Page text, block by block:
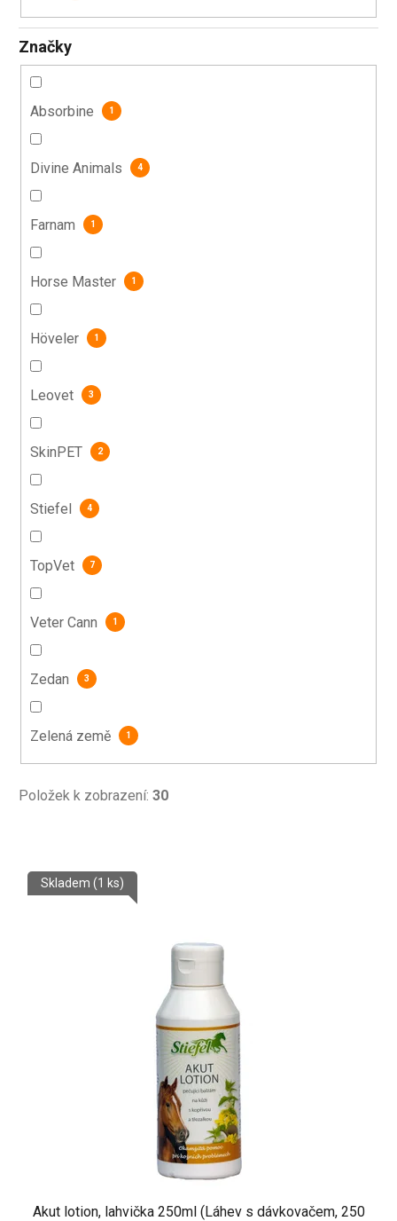
Značky
Absorbine 1
Divine Animals 4
Farnam 1
Horse Master 1
Höveler 1
Leovet 3
SkinPET 2
Stiefel 4
TopVet 7
Veter Cann 1
Zedan 3
Zelená země 1
Položek k zobrazení: 30
Akut lotion, lahvička 250ml (Láhev s dávkovačem, 250
Skladem (1 ks)